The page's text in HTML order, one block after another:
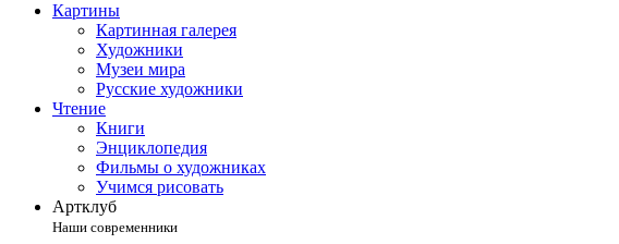
Картины
Картинная галерея
Художники
Музеи мира
Русские художники
Чтение
Книги
Энциклопедия
Фильмы о художниках
Учимся рисовать
Артклуб
Наши современники